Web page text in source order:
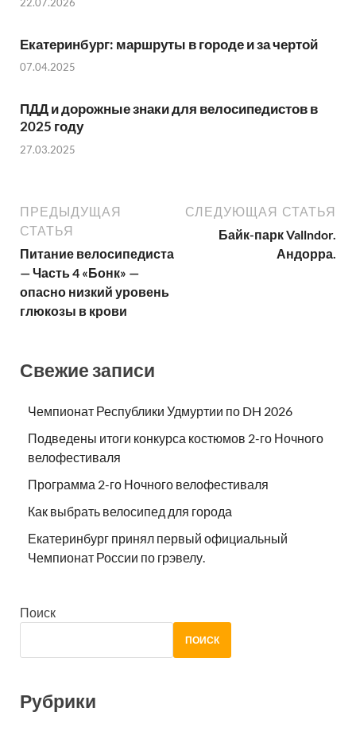
Екатеринбург: маршруты в городе и за чертой
07.04.2025
ПДД и дорожные знаки для велосипедистов в
2025 году
27.03.2025
ПРЕДЫДУЩАЯ
СТАТЬЯ
Питание велосипедиста
— Часть 4 «Бонк» —
опасно низкий уровень
глюкозы в крови
СЛЕДУЮЩАЯ СТАТЬЯ
Байк-парк Vallndor.
Андорра.
Свежие записи
Чемпионат Республики Удмуртии по DH 2026
Подведены итоги конкурса костюмов 2-го Ночного
велофестиваля
Программа 2-го Ночного велофестиваля
Как выбрать велосипед для города
Екатеринбург принял первый официальный
Чемпионат России по грэвелу.
Поиск
ПОИСК
Рубрики